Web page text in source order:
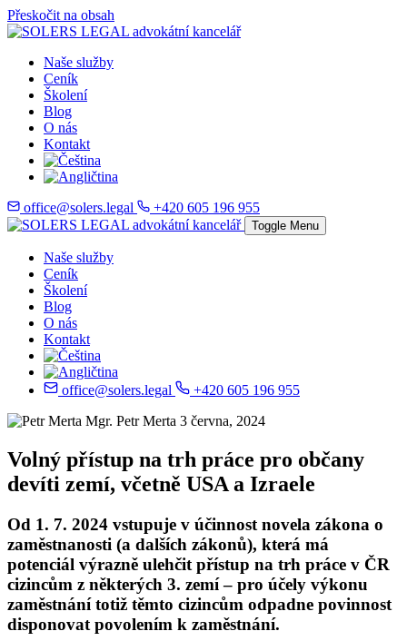
Přeskočit na obsah
Naše služby
Ceník
Školení
Blog
O nás
Kontakt
office@solers.legal +420 605 196 955
Toggle Menu
Naše služby
Ceník
Školení
Blog
O nás
Kontakt
office@solers.legal
+420 605 196 955
Mgr. Petr Merta 3 června, 2024
Volný přístup na trh práce pro občany
devíti zemí, včetně USA a Izraele
Od 1. 7. 2024 vstupuje v účinnost novela zákona o
zaměstnanosti (a dalších zákonů), která má
potenciál výrazně ulehčit přístup na trh práce v ČR
cizincům z některých 3. zemí – pro účely výkonu
zaměstnání totiž těmto cizincům odpadne povinnost
disponovat povolením k zaměstnání.